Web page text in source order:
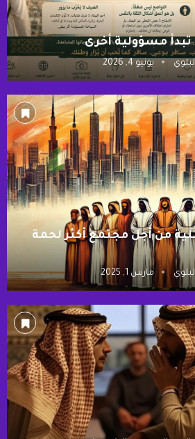
مسؤولية أخرى
يونيو 4, 2026
من أجل مجتمع أكثر لحمة
مارس 1, 2025